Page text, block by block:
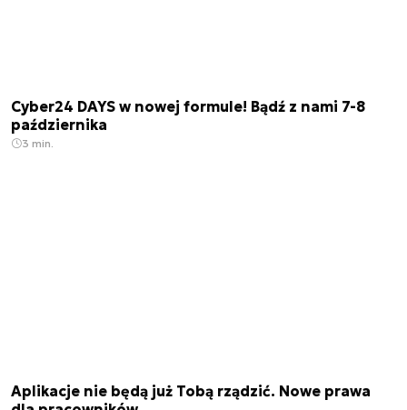
Cyber24 DAYS w nowej formule! Bądź z nami 7-8
października
3 min.
Aplikacje nie będą już Tobą rządzić. Nowe prawa